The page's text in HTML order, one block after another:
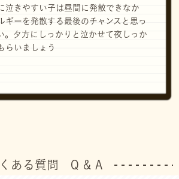
泣きやすい子は昼間に発散できなか
ギーを発散する最後のチャンスと思っ
。夕方にしっかりと泣かせて夜しっか
らいましょう
ある質問 Q & A